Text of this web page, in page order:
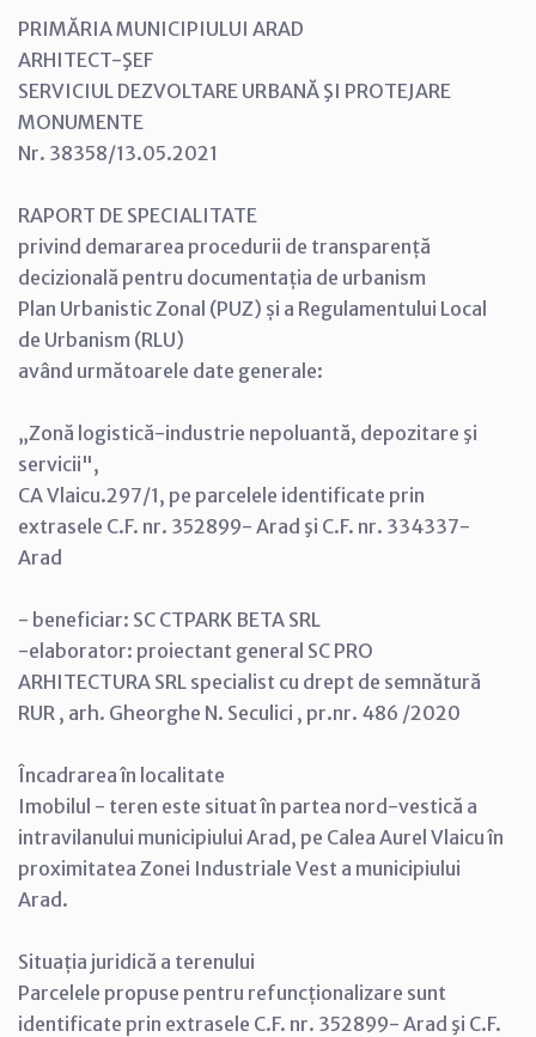
PRIMĂRIA MUNICIPIULUI ARAD
ARHITECT-ŞEF
SERVICIUL DEZVOLTARE URBANĂ ŞI PROTEJARE
MONUMENTE
Nr. 38358/13.05.2021
RAPORT DE SPECIALITATE
privind demararea procedurii de transparență
decizională pentru documentația de urbanism
Plan Urbanistic Zonal (PUZ) și a Regulamentului Local
de Urbanism (RLU)
având următoarele date generale:
„Zonă logistică-industrie nepoluantă, depozitare şi
servicii",
CA Vlaicu.297/1, pe parcelele identificate prin
extrasele C.F. nr. 352899- Arad şi C.F. nr. 334337-
Arad
- beneficiar: SC CTPARK BETA SRL
-elaborator: proiectant general SC PRO
ARHITECTURA SRL specialist cu drept de semnătură
RUR , arh. Gheorghe N. Seculici , pr.nr. 486 /2020
Încadrarea în localitate
Imobilul - teren este situat în partea nord-vestică a
intravilanului municipiului Arad, pe Calea Aurel Vlaicu în
proximitatea Zonei Industriale Vest a municipiului
Arad.
Situația juridică a terenului
Parcelele propuse pentru refuncționalizare sunt
identificate prin extrasele C.F. nr. 352899- Arad şi C.F.